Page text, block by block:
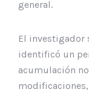
general.
El investigador
identificó un
acumulación